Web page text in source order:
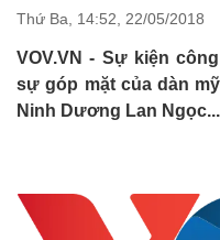
Thứ Ba, 14:52, 22/05/2018
VOV.VN - Sự kiện
sự góp mặt của dàn
Ninh Dương Lan